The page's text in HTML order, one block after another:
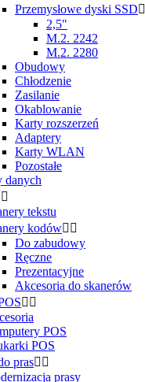
Przemysłowe dyski SSD
2,5"
M.2. 2242
M.2. 2280
Obudowy
Chłodzenie
Zasilanie
Okablowanie
Karty rozszerzeń
Adaptery
Karty WLAN
Pozostałe
danych

tekstu
kodów 
Do zabudowy
Ręczne
Prezentacyjne
Akcesoria do skanerów
 
POS
POS
pras 
prasy